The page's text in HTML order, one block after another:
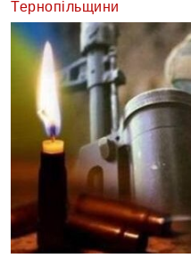
Тернопільщини